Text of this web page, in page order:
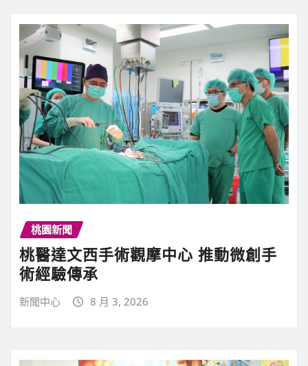
桃園新聞
桃醫達文西手術觀摩中心 推動微創手
術經驗傳承
新聞中心 8 月 3, 2026